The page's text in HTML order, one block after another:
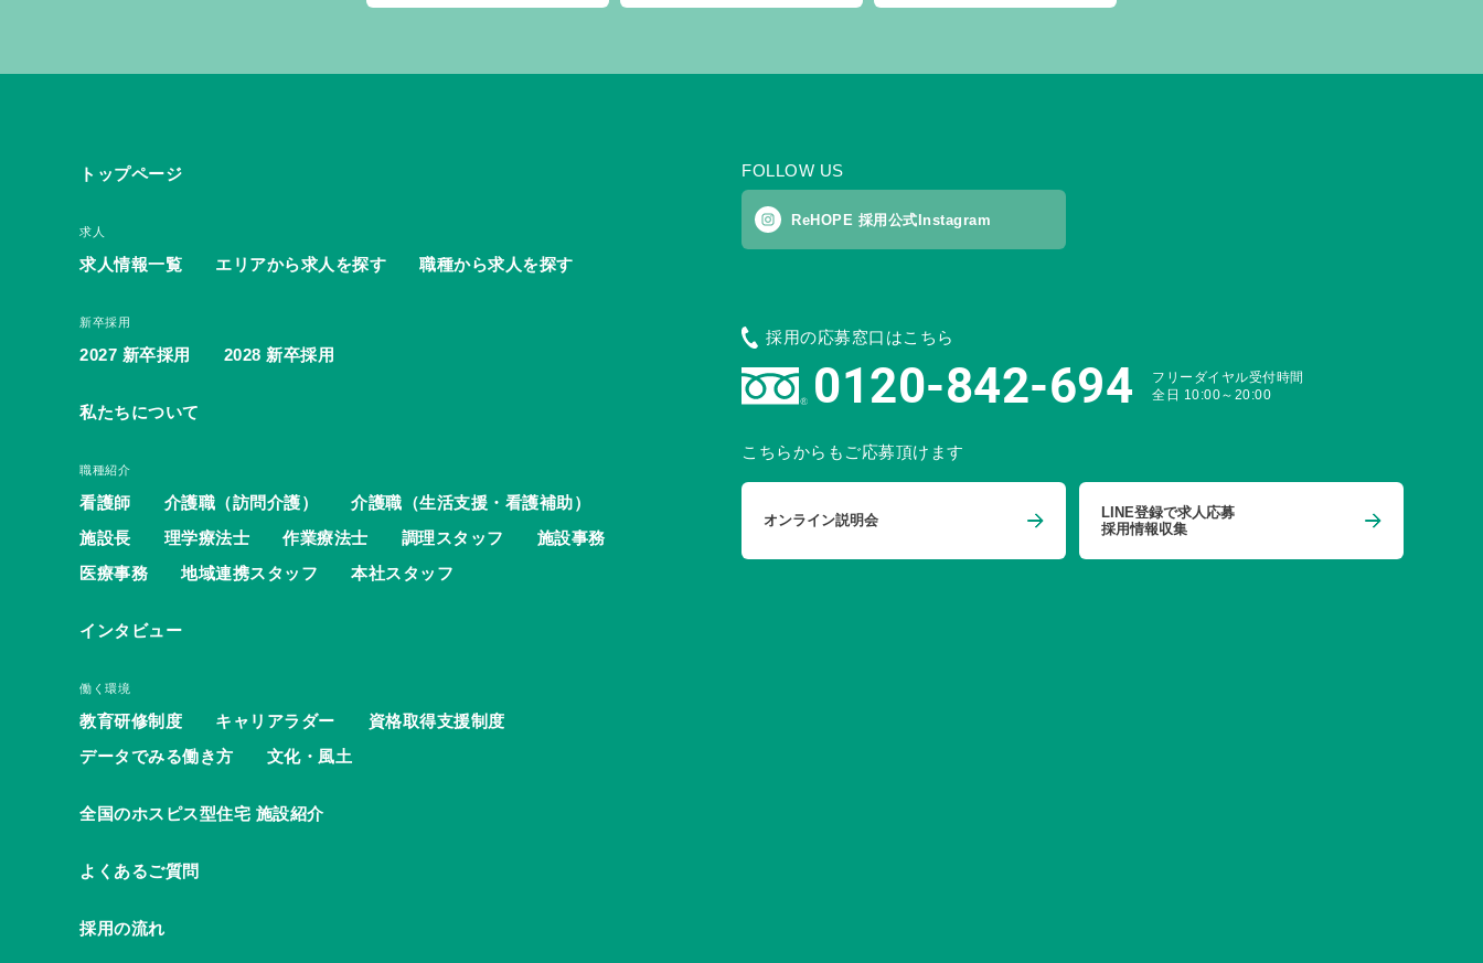
トップページ
求人
求人情報一覧 エリアから求人を探す 職種から求人を探す
新卒採用
2027 新卒採用 2028 新卒採用
私たちについて
職種紹介
看護師 介護職（訪問介護）
介護職（生活支援・看護補助）
施設長
理学療法士 作業療法士 調理スタッフ
施設事務
医療事務
地域連携スタッフ 本社スタッフ
インタビュー
働く環境
教育研修制度 キャリアラダー
資格取得支援制度
データでみる働き方
文化・風土
全国のホスピス型住宅 施設紹介
よくあるご質問
採用の流れ
FOLLOW US
ReHOPE 採用公式Instagram
採用の応募窓口はこちら
0120-842-694
フリーダイヤル受付時間
全日 10:00～20:00
こちらからもご応募頂けます
オンライン説明会
LINE登録で求人応募
採用情報収集